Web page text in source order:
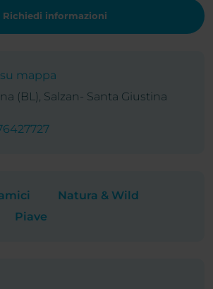
Richiedi informazioni
mappa
(BL), Salzan- Santa Giustina
Natura & Wild
Piave